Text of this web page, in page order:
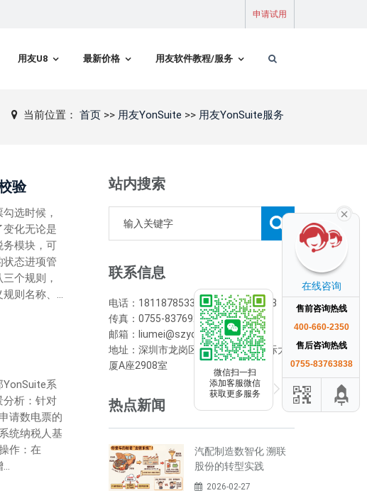
申请试用
用友U8 最新价格 用友软件教程/服务
当前位置： 首页 >> 用友YonSuite >> 用友YonSuite服务
验
选时候，
化无论是
务模块，可
状态进项管
个规则，
则名称、...
YonSuite系
分析：针对
请数电票的
统纳税人基
作：在
站内搜索
联系信息
电话：18118785333/0755-83763838
传真：0755-83769208
邮箱：liumei@szyonyou.cn
地址：深圳市龙岗区横岗街道荣德国际大
厦A座2908室
热点新闻
汽配制造数智化 溯联
股份的转型实践
2026-02-27
在线咨询
售前咨询热线
400-660-2350
售后咨询热线
0755-83763838
微信扫一扫
添加客服微信
获取更多服务